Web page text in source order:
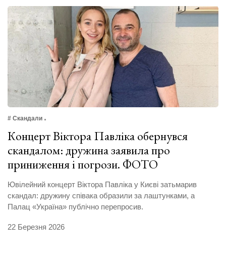
# Скандали
Концерт Віктора Павліка обернувся
скандалом: дружина заявила про
приниження і погрози. ФОТО
Ювілейний концерт Віктора Павліка у Києві затьмарив
скандал: дружину співака образили за лаштунками, а
Палац «Україна» публічно перепросив.
22 Березня 2026